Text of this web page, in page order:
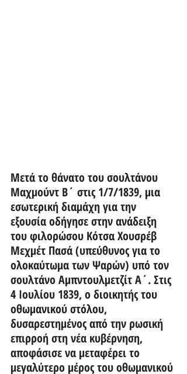
Μετά το θάνατο του σουλτάνου
Μαχμούντ Β΄ στις 1/7/1839, μια
εσωτερική διαμάχη για την
εξουσία οδήγησε στην ανάδειξη
του φιλορώσου Κότσα Χουσρέβ
Μεχμέτ Πασά (υπεύθυνος για το
ολοκαύτωμα των Ψαρών) υπό τον
σουλτάνο Αμπντουλμετζίτ Α΄. Στις
4 Ιουλίου 1839, ο διοικητής του
οθωμανικού στόλου,
δυσαρεστημένος από την ρωσική
επιρροή στη νέα κυβέρνηση,
αποφάσισε να μεταφέρει το
μεγαλύτερο μέρος του οθωμανικού